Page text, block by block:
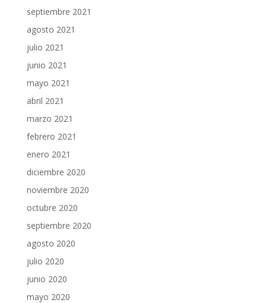
septiembre 2021
agosto 2021
julio 2021
junio 2021
mayo 2021
abril 2021
marzo 2021
febrero 2021
enero 2021
diciembre 2020
noviembre 2020
octubre 2020
septiembre 2020
agosto 2020
julio 2020
junio 2020
mayo 2020